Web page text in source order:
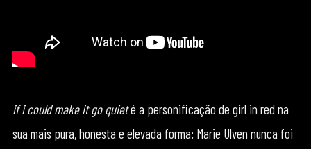
if i could make it go quieté a personificação de girl in red na
sua mais pura, honesta e elevada forma: Marie Ulven nunca foi